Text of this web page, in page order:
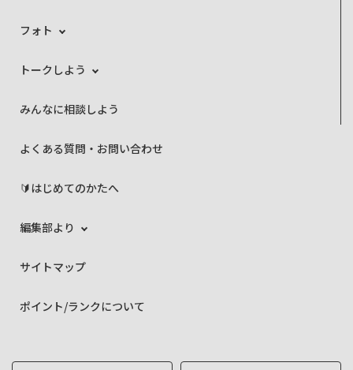
フォト
トークしよう
みんなに相談しよう
よくある質問・お問い合わせ
🔰はじめてのかたへ
編集部より
サイトマップ
ポイント/ランクについて